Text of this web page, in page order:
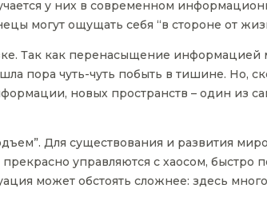
у них в современном
могут ощущать себя “в стороне от
Так как перенасыщение информацией
пора чуть-чуть побыть в тишине. Но,
новых пространств – один из
Для существования и развития
управляются с хаосом, быстро
может обстоять сложнее: здесь